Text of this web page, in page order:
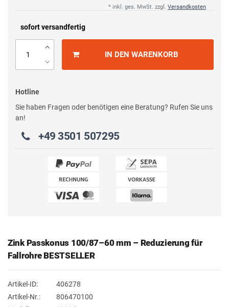
* inkl. ges. MwSt. zzgl. Versandkosten
sofort versandfertig
IN DEN WARENKORB
Hotline
Sie haben Fragen oder benötigen eine Beratung? Rufen Sie uns
an!
+49 3501 507295
Zink Passkonus 100/87–60 mm – Reduzierung für
Fallrohre BESTSELLER
Artikel-ID:
406278
Artikel-Nr.:
806470100